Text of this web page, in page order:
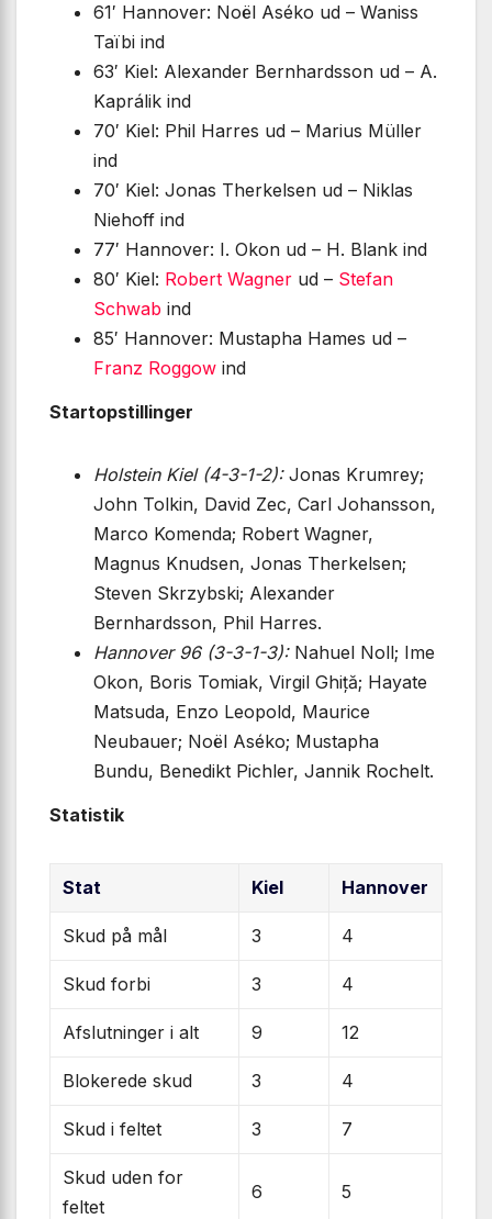
61′ Hannover: Noël Aséko ud – Waniss
Taïbi ind
63′ Kiel: Alexander Bernhardsson ud – A.
Kaprálik ind
70′ Kiel: Phil Harres ud – Marius Müller
ind
70′ Kiel: Jonas Therkelsen ud – Niklas
Niehoff ind
77′ Hannover: I. Okon ud – H. Blank ind
80′ Kiel: Robert Wagner ud – Stefan
Schwab ind
85′ Hannover: Mustapha Hames ud –
Franz Roggow ind
Startopstillinger
Holstein Kiel (4-3-1-2):Jonas Krumrey;
John Tolkin, David Zec, Carl Johansson,
Marco Komenda; Robert Wagner,
Magnus Knudsen, Jonas Therkelsen;
Steven Skrzybski; Alexander
Bernhardsson, Phil Harres.
Hannover 96 (3-3-1-3):Nahuel Noll; Ime
Okon, Boris Tomiak, Virgil Ghiță; Hayate
Matsuda, Enzo Leopold, Maurice
Neubauer; Noël Aséko; Mustapha
Bundu, Benedikt Pichler, Jannik Rochelt.
Statistik
Stat Kiel Hannover
Skud på mål 3 4
Skud forbi 3 4
Afslutninger i alt 9 12
Blokerede skud 3 4
Skud i feltet 3 7
Skud uden for
feltet
6 5